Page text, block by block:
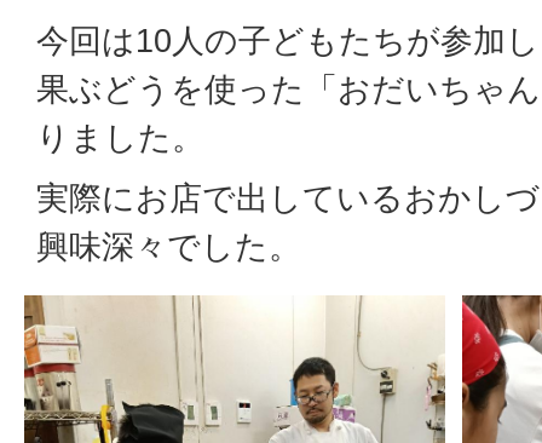
今回は10人の子どもたちが参加
果ぶどうを使った「おだいちゃ
りました。
実際にお店で出しているおかし
興味深々でした。